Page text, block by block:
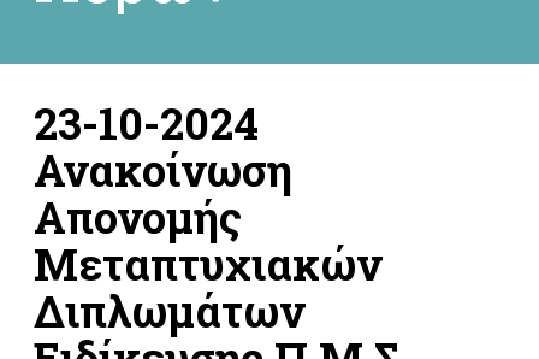
23-10-2024
Ανακοίνωση
Απονομής
Μεταπτυχιακών
Διπλωμάτων